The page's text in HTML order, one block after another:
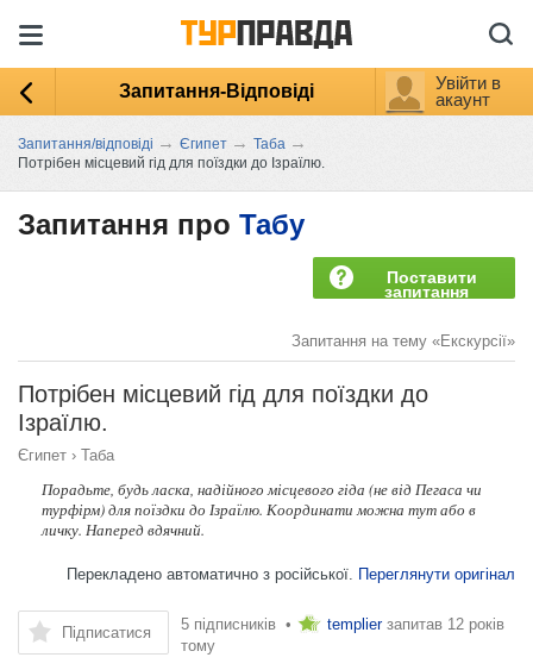
Запитання-Відповіді
Увійти в
акаунт
Запитання/відповіді → Єгипет → Таба →
Потрібен місцевий гід для поїздки до Ізраїлю.
Запитання про Табу
Поставити
запитання
Запитання на тему «Екскурсії»
Потрібен місцевий гід для поїздки до
Ізраїлю.
Єгипет › Таба
Порадьте, будь ласка, надійного місцевого гіда (не від Пегаса чи
турфірм) для поїздки до Ізраїлю. Координати можна тут або в
личку. Наперед вдячний.
Перекладено автоматично з російської. Переглянути оригінал
Підписатися 5 підписників • templier запитав 12 років
тому